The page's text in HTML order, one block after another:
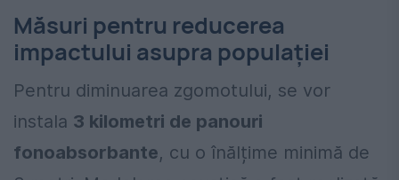
Măsuri pentru reducerea
impactului asupra populației
Pentru diminuarea zgomotului, se vor
instala 3 kilometri de panouri
fonoabsorbante, cu o înălțime minimă de